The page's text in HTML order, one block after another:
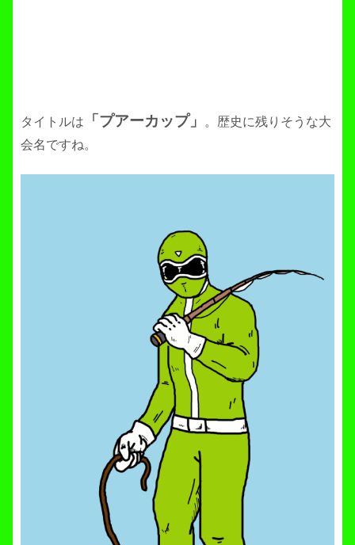
タイトルは 「プアーカップ」
。歴史に残りそうな大
会名ですね。